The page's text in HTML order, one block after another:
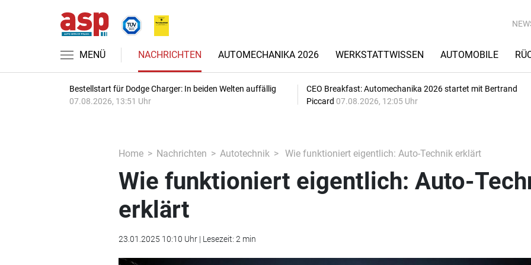
MENÜ NACHRICHTEN AUTOMECHANIKA 2026 WERKSTATTWISSEN AUTOMOBILE
Bestellstart für Dodge Charger: In beiden Welten auffällig
07.08.2026, 13:51 Uhr
CEO Breakfast: Automechanika 2026 startet mit Bertrand
Piccard 07.08.2026, 12:05 Uhr
Home Nachrichten Autotechnik Wie funktioniert eigentlich: Auto-Technik erklärt
Wie funktioniert eigentlich: Auto-
erklärt
23.01.2025 10:10 Uhr | Lesezeit: 2 min